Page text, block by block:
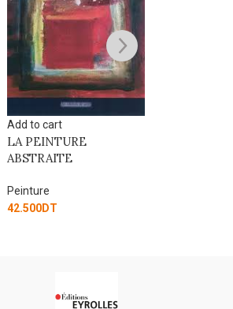
Add to cart
LA PEINTURE
ABSTRAITE
Peinture
42.500DT